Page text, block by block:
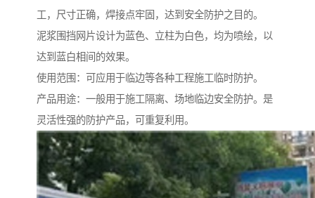
工，尺寸正确，焊接点牢固，达到安全防护之目的。
泥浆围挡网片设计为蓝色、立柱为白色，均为喷绘，以
达到蓝白相间的效果。
使用范围：可应用于临边等各种工程施工临时防护。
产品用途：一般用于施工隔离、场地临边安全防护。是
灵活性强的防护产品，可重复利用。